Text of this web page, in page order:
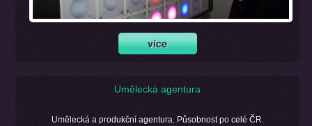
Umělecká agentura
Umělecká a produkční agentura. Působnost po celé ČR.